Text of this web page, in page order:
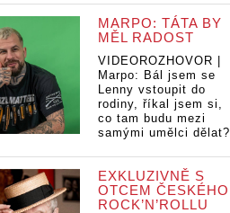
MARPO: TÁTA BY
MĚL RADOST
VIDEOROZHOVOR |
Marpo: Bál jsem se
Lenny vstoupit do
rodiny, říkal jsem si,
co tam budu mezi
samými umělci dělat?
EXKLUZIVNĚ S
OTCEM ČESKÉHO
ROCK’N’ROLLU